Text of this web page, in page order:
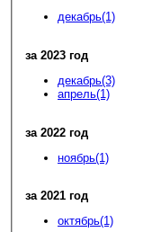
декабрь(1)
за 2023 год
декабрь(3)
апрель(1)
за 2022 год
ноябрь(1)
за 2021 год
октябрь(1)